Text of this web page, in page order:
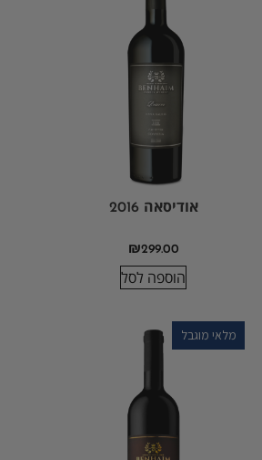
אודיסאה 2016
₪299.00
הוספה לסל
מלאי מוגבל